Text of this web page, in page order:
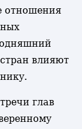
отношения
влияют
глав